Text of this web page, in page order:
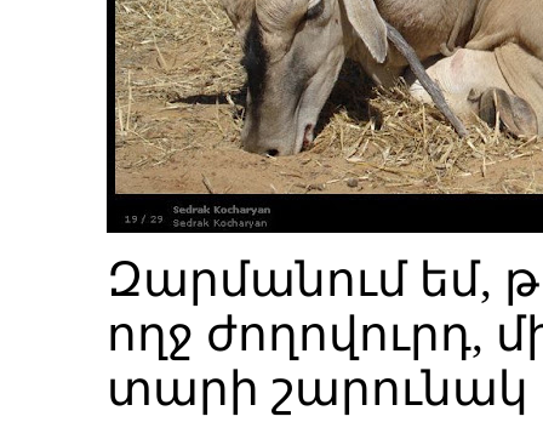
Զարմանում եմ,
ողջ ժողովուրդ,
տարի շարունակ